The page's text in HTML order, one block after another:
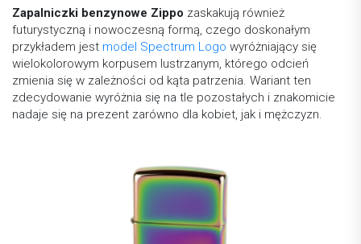
Zapalniczki benzynowe Zippo zaskakują również
futurystyczną i nowoczesną formą, czego doskonałym
przykładem jest model Spectrum Logo wyróżniający się
wielokolorowym korpusem lustrzanym, którego odcień
zmienia się w zależności od kąta patrzenia. Wariant ten
zdecydowanie wyróżnia się na tle pozostałych i znakomicie
nadaje się na prezent zarówno dla kobiet, jak i mężczyzn.